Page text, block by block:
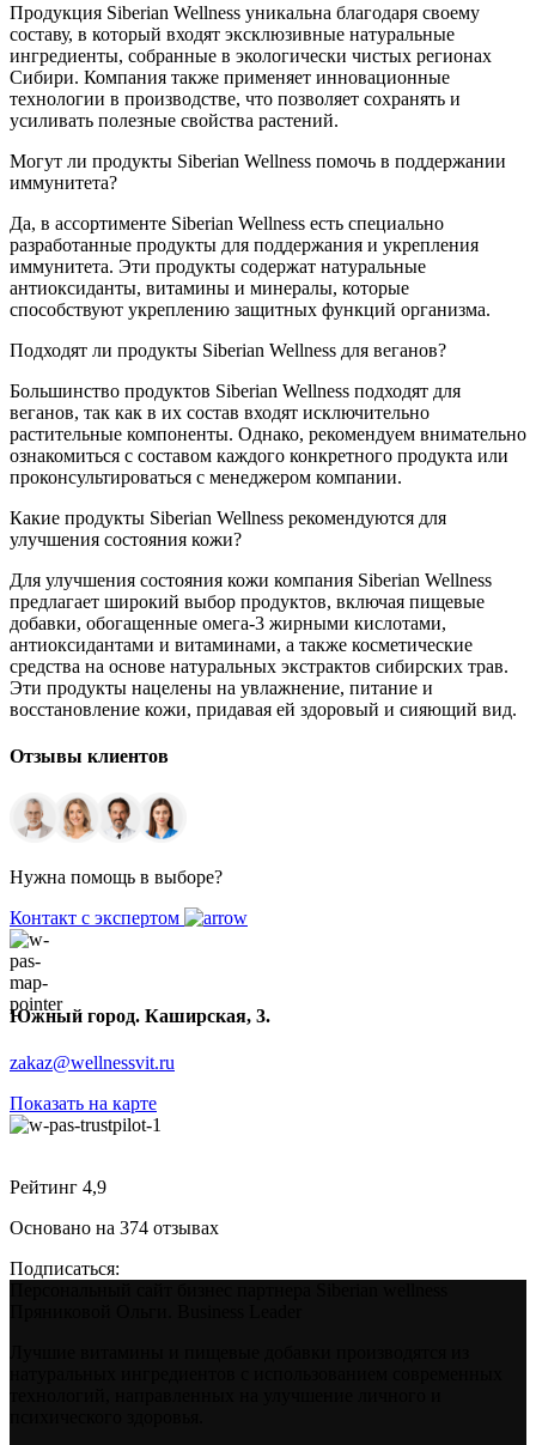
Продукция Siberian Wellness уникальна благодаря своему
составу, в который входят эксклюзивные натуральные
ингредиенты, собранные в экологически чистых регионах
Сибири. Компания также применяет инновационные
технологии в производстве, что позволяет сохранять и
усиливать полезные свойства растений.
Могут ли продукты Siberian Wellness помочь в поддержании
иммунитета?
Да, в ассортименте Siberian Wellness есть специально
разработанные продукты для поддержания и укрепления
иммунитета. Эти продукты содержат натуральные
антиоксиданты, витамины и минералы, которые
способствуют укреплению защитных функций организма.
Подходят ли продукты Siberian Wellness для веганов?
Большинство продуктов Siberian Wellness подходят для
веганов, так как в их состав входят исключительно
растительные компоненты. Однако, рекомендуем внимательно
ознакомиться с составом каждого конкретного продукта или
проконсультироваться с менеджером компании.
Какие продукты Siberian Wellness рекомендуются для
улучшения состояния кожи?
Для улучшения состояния кожи компания Siberian Wellness
предлагает широкий выбор продуктов, включая пищевые
добавки, обогащенные омега-3 жирными кислотами,
антиоксидантами и витаминами, а также косметические
средства на основе натуральных экстрактов сибирских трав.
Эти продукты нацелены на увлажнение, питание и
восстановление кожи, придавая ей здоровый и сияющий вид.
Отзывы клиентов
Нужна помощь в выборе?
Контакт с экспертом
Южный город. Каширская, 3.
zakaz@wellnessvit.ru
Показать на карте
Рейтинг 4,9
Основано на 374 отзывах
Подписаться: